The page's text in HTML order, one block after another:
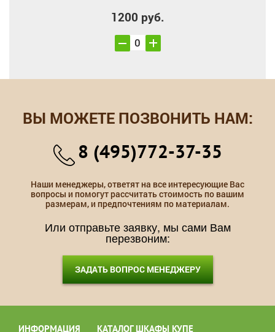
1200 руб.
ВЫ МОЖЕТЕ ПОЗВОНИТЬ НАМ:
8 (495)772-37-35
Наши менеджеры, ответят на все интересующие Вас
вопросы и помогут рассчитать стоимость по вашим
размерам, и предпочтениям по материалам.
Или отправьте заявку, мы сами Вам
перезвоним:
ЗАДАТЬ ВОПРОС МЕНЕДЖЕРУ
ИНФОРМАЦИЯ КАТАЛОГ ШКАФЫ КУПЕ